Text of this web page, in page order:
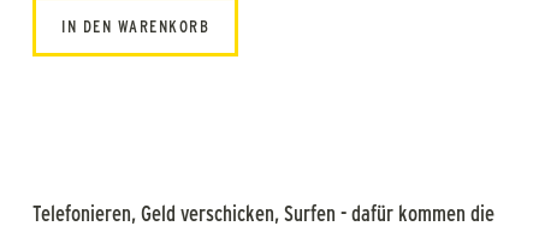
IN DEN WARENKORB
Telefonieren, Geld verschicken, Surfen - dafür kommen die